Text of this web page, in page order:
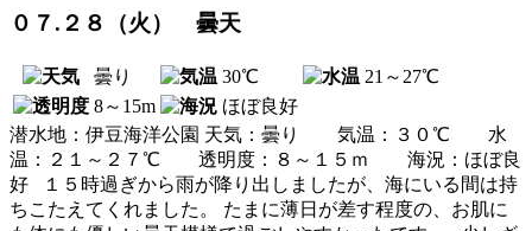
０７.２８（火） 曇天
曇り 30℃
21～27℃
8～15m
ほぼ良好
潜水地：伊豆海洋公園 天気：曇り 気温：３０℃ 水
温：２１～２７℃ 透明度：８～１５ｍ 海況：ほぼ良
好 １５時過ぎから雨が降り出しましたが、海にいる間は持
ちこたえてくれました。 たまに薄日が差す程度の、お肌に